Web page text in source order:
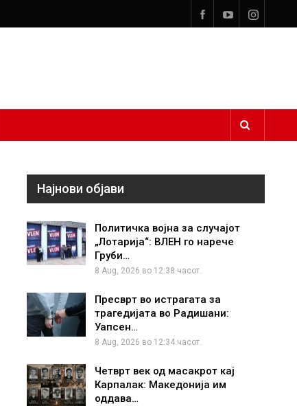
Најнови објави
Политичка војна за случајот
„Лотарија“: ВЛЕН го нарече
Груби…
8 Aug, 2026 во 12:38 часот.
Пресврт во истрагата за
трагедијата во Радишани:
Уапсен…
8 Aug, 2026 во 12:34 часот.
Четврт век од масакрот кај
Карпалак: Македонија им
оддава…